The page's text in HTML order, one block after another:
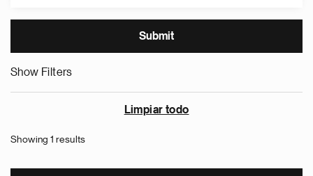
Show Filters
Limpiar todo
Showing 1 results